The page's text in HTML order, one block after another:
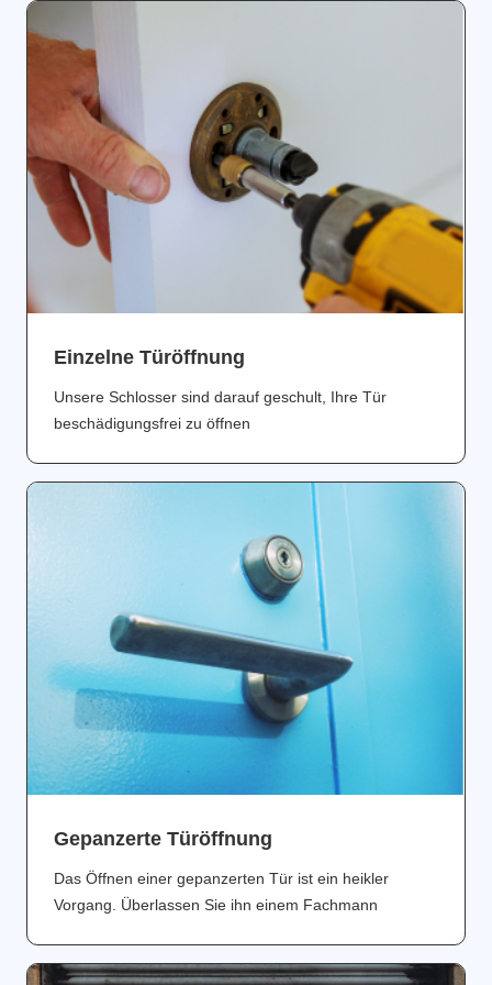
Einzelne Türöffnung
Unsere Schlosser sind darauf geschult, Ihre Tür
beschädigungsfrei zu öffnen
Gepanzerte Türöffnung
Das Öffnen einer gepanzerten Tür ist ein heikler
Vorgang. Überlassen Sie ihn einem Fachmann